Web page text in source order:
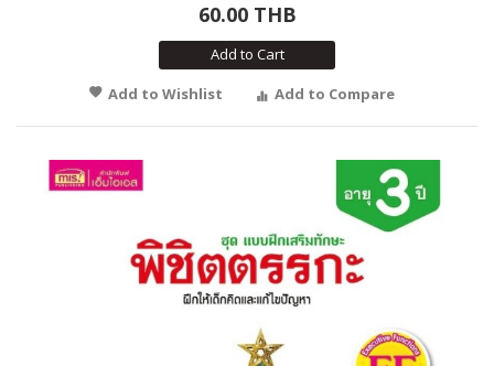
60.00 THB
Add to Cart
Add to Wishlist
Add to Compare